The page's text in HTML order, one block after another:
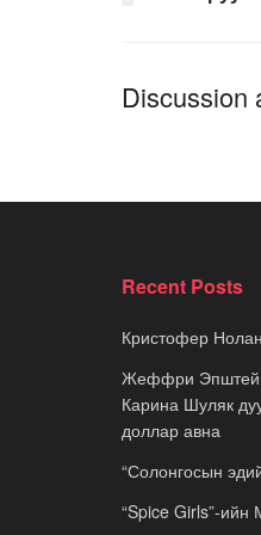
Discussion
Recent Posts
Кристофер
Жеффри
Карина Шуляк
доллар авна
“Солонгосын
“Spice Girls”-